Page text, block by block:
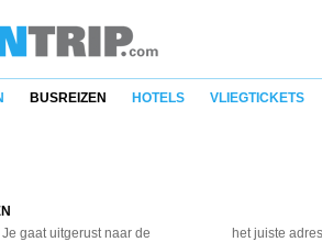
BUSREIZEN HOTELS VLIEGTICKETS
gaat uitgerust naar de
het juiste